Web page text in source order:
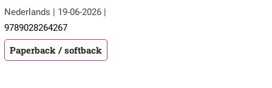
Nederlands | 19-06-2026 |
9789028264267
Paperback / softback